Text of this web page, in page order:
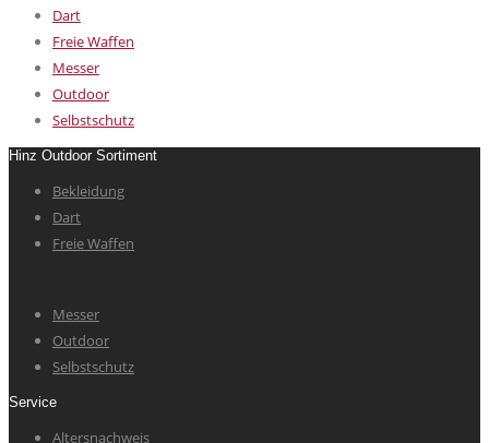
Dart
Freie Waffen
Messer
Outdoor
Selbstschutz
Hinz Outdoor Sortiment
Bekleidung
Dart
Freie Waffen
Messer
Outdoor
Selbstschutz
Service
Altersnachweis